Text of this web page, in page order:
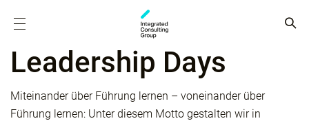
Leadership Days
Miteinander über Führung lernen – voneinander über
Führung lernen: Unter diesem Motto gestalten wir in